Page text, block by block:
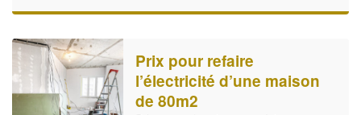
Prix pour refaire
l’électricité d’une maison
de 80m2